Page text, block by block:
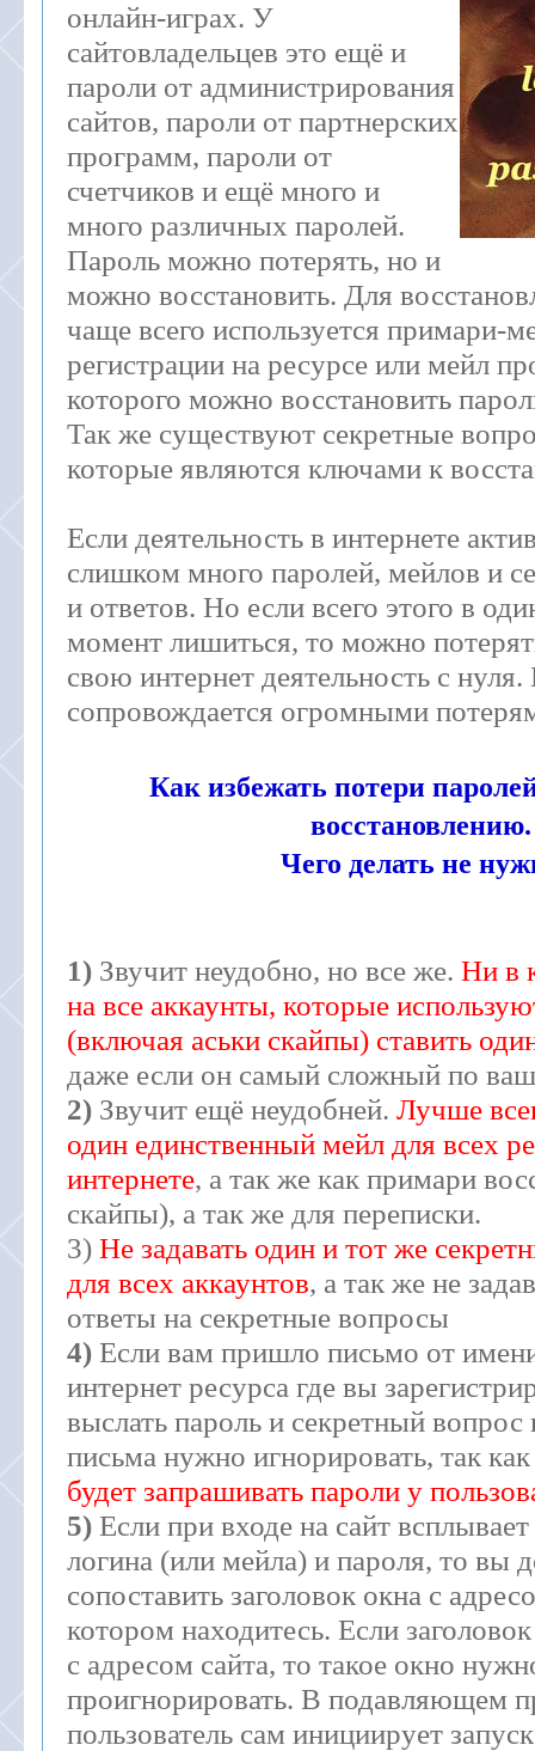
онлайн-играх. У
сайтовладельцев это ещё и
пароли от администрирования
сайтов, пароли от партнерских
программ, пароли от
счетчиков и ещё много и
много различных паролей.
Пароль можно потерять, но и
можно восстановить. Для
чаще всего используется примари-
регистрации на ресурсе или мейл
которого можно восстановить
Так же существуют секретные
которые являются ключами к
Если деятельность в интернете
слишком много паролей, мейлов и
и ответов. Но если всего этого в
момент лишиться, то можно
свою интернет деятельность с нуля.
сопровождается огромными
Как избежать потери
восстановлению.
Чего делать не
1) Звучит неудобно, но все же. Ни в
на все аккаунты, которые
(включая аськи скайпы) ставить
даже если он самый сложный по
2) Звучит ещё неудобней. Лучше
один единственный мейл для всех
интернете, а так же как примари
скайпы), а так же для переписки.
3) Не задавать один и тот же
для всех аккаунтов, а так же не
ответы на секретные вопросы
4) Если вам пришло письмо от
интернет ресурса где вы
выслать пароль и секретный вопрос
письма нужно игнорировать, так
будет запрашивать пароли у
5) Если при входе на сайт
логина (или мейла) и пароля, то вы
сопоставить заголовок окна с
котором находитесь. Если
с адресом сайта, то такое окно
проигнорировать. В подавляющем
пользователь сам инициирует